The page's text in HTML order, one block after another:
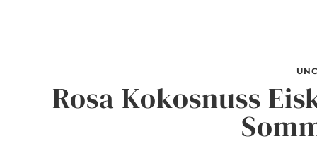
Rosa Kokosnuss